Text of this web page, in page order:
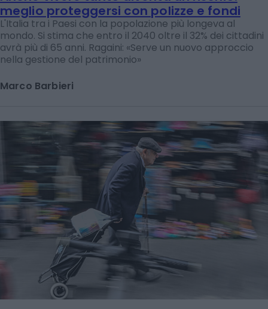
meglio proteggersi con polizze e fondi
L'Italia tra i Paesi con la popolazione più longeva al
mondo. Si stima che entro il 2040 oltre il 32% dei cittadini
avrà più di 65 anni. Ragaini: «Serve un nuovo approccio
nella gestione del patrimonio»
Marco Barbieri